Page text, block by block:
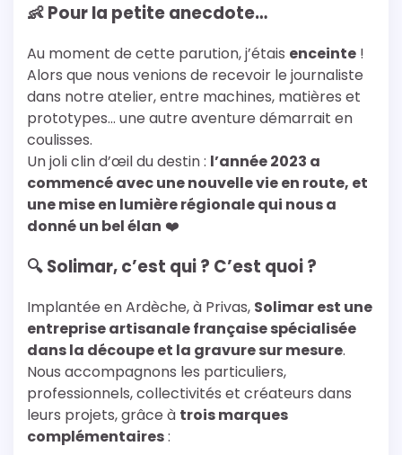
👶 Pour la petite anecdote…
Au moment de cette parution, j’étais enceinte !
Alors que nous venions de recevoir le journaliste
dans notre atelier, entre machines, matières et
prototypes… une autre aventure démarrait en
coulisses.
Un joli clin d’œil du destin : l’année 2023 a
commencé avec une nouvelle vie en route, et
une mise en lumière régionale qui nous a
donné un bel élan ❤️
🔍 Solimar, c’est qui ? C’est quoi ?
Implantée en Ardèche, à Privas, Solimar est une
entreprise artisanale française spécialisée
dans la découpe et la gravure sur mesure.
Nous accompagnons les particuliers,
professionnels, collectivités et créateurs dans
leurs projets, grâce à trois marques
complémentaires: